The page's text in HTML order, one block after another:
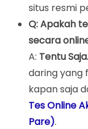
situs resmi
Q: Apakah
secara
A: Tentu Saja.
daring yang
kapan saja
Tes Online
Pare).